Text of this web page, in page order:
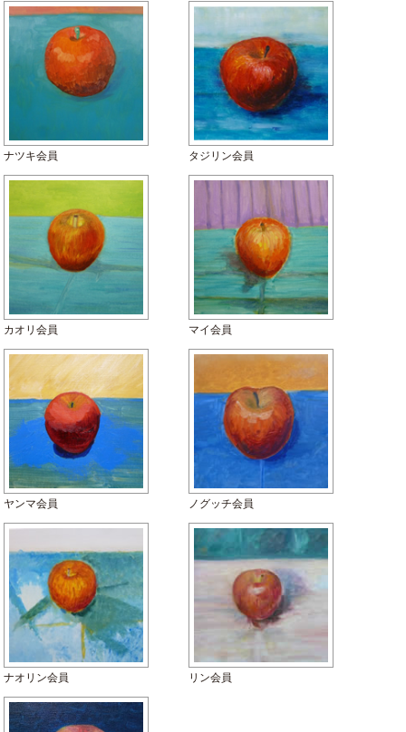
ナツキ会員 タジリン会員
カオリ会員 マイ会員
ヤンマ会員 ノグッチ会員
ナオリン会員 リン会員